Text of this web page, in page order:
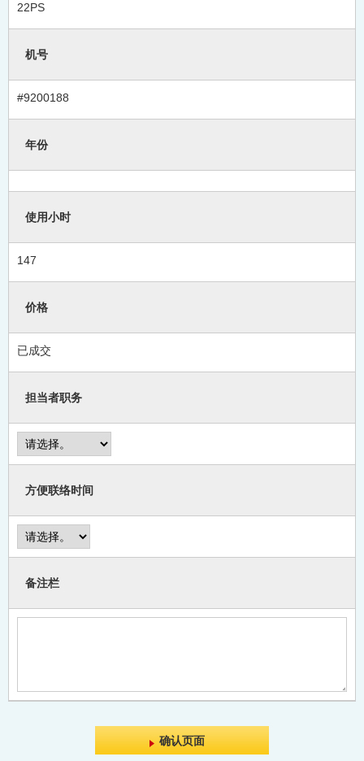
22PS
机号
#9200188
年份
使用小时
147
价格
已成交
担当者职务
方便联络时间
备注栏